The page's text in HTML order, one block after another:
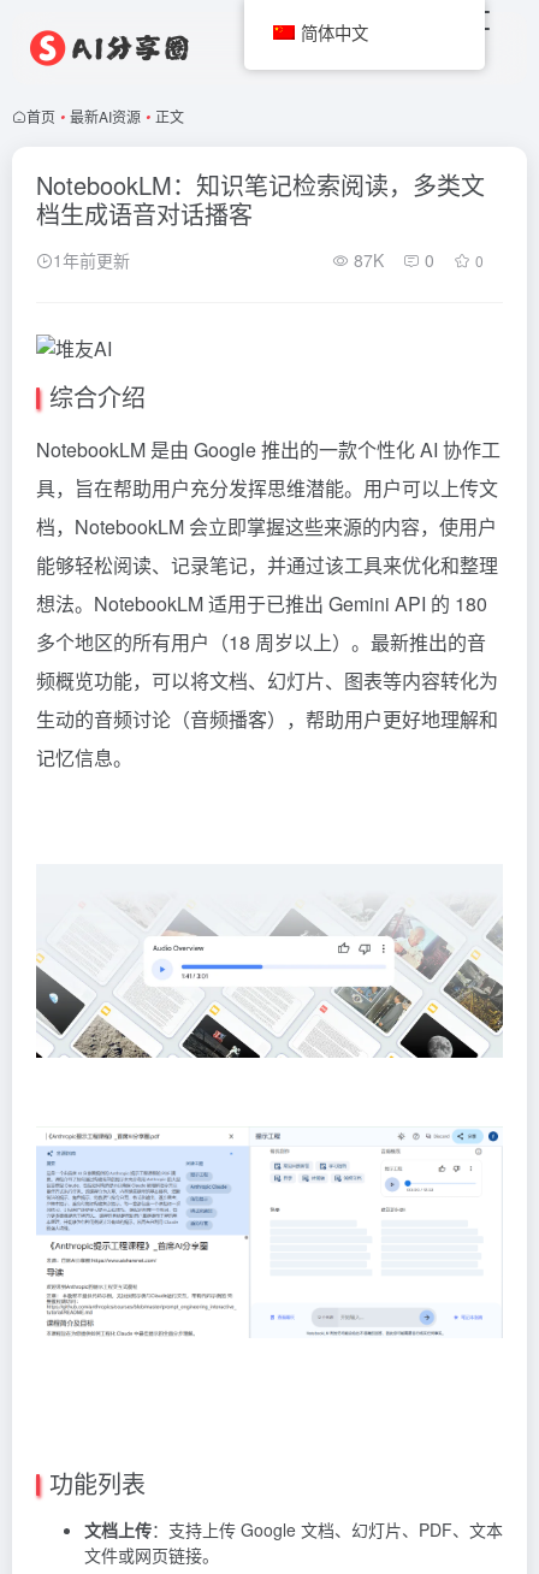
首页 • 最新AI资源 • 正文
NotebookLM：知识笔记检索阅读，多类文
档生成语音对话播客
1年前更新 87K 0 0
综合介绍
NotebookLM 是由 Google 推出的一款个性化 AI 协作工
具，旨在帮助用户充分发挥思维潜能。用户可以上传文
档，NotebookLM 会立即掌握这些来源的内容，使用户
能够轻松阅读、记录笔记，并通过该工具来优化和整理
想法。NotebookLM 适用于已推出 Gemini API 的 180
多个地区的所有用户（18 周岁以上）。最新推出的音
频概览功能，可以将文档、幻灯片、图表等内容转化为
生动的音频讨论（音频播客），帮助用户更好地理解和
记忆信息。
功能列表
文档上传：支持上传 Google 文档、幻灯片、PDF、文本
文件或网页链接。
简体中文